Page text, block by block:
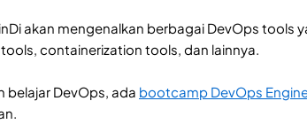
akan mengenalkan berbagai DevOps
containerization tools, dan lainnya.
belajar DevOps, ada bootcamp DevOps